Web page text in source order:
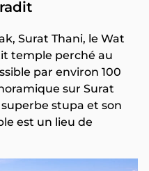
Surat Thani, le Wat
temple perché au
par environ 100
sur Surat
stupa et son
est un lieu de